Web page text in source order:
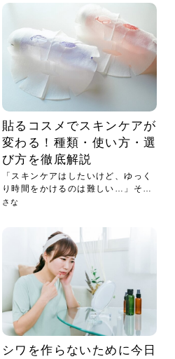
貼るコスメでスキンケアが
変わる！種類・使い方・選
び方を徹底解説
「スキンケアはしたいけど、ゆっく
り時間をかけるのは難しい…」そん
な忙...
さな
シワを作らないために今日